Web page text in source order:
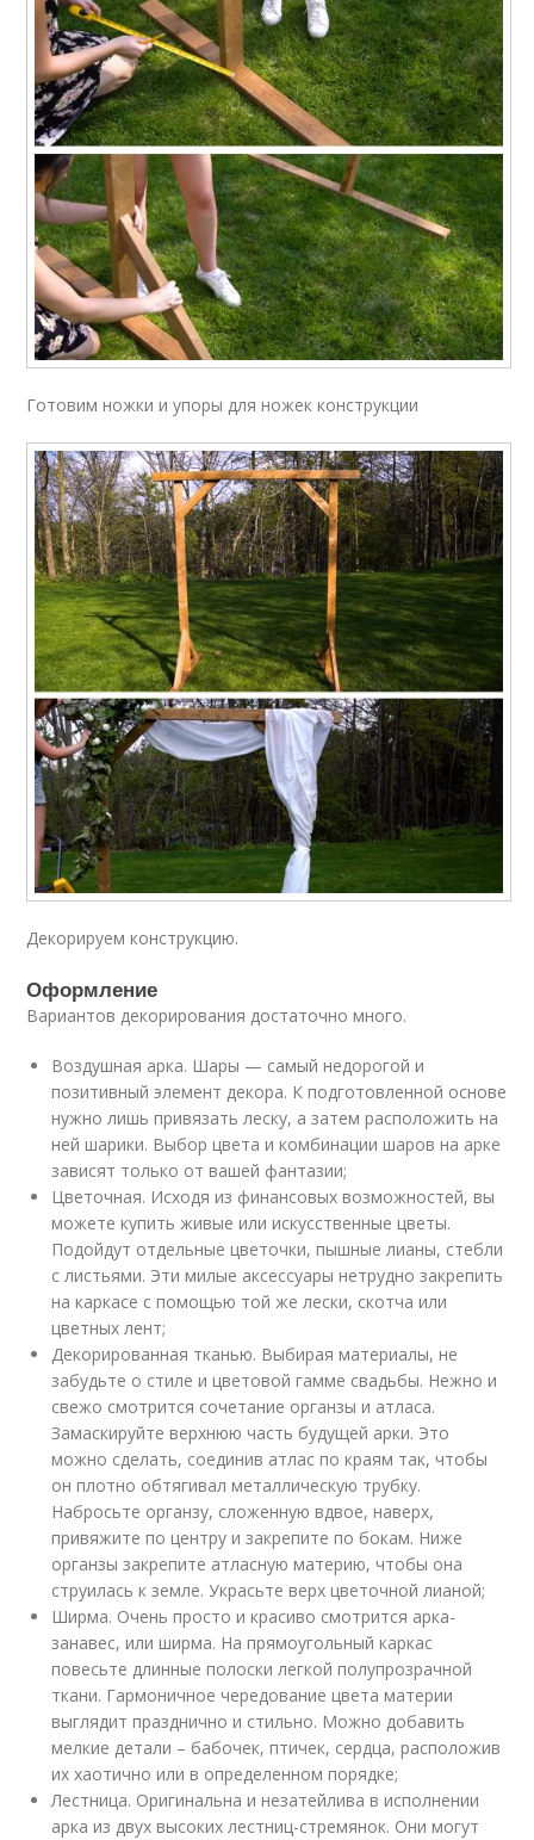
Готовим ножки и упоры для ножек конструкции
Декорируем конструкцию.
Оформление
Вариантов декорирования достаточно много.
Воздушная арка. Шары — самый недорогой и
позитивный элемент декора. К подготовленной основе
нужно лишь привязать леску, а затем расположить на
ней шарики. Выбор цвета и комбинации шаров на арке
зависят только от вашей фантазии;
Цветочная. Исходя из финансовых возможностей, вы
можете купить живые или искусственные цветы.
Подойдут отдельные цветочки, пышные лианы, стебли
с листьями. Эти милые аксессуары нетрудно закрепить
на каркасе с помощью той же лески, скотча или
цветных лент;
Декорированная тканью. Выбирая материалы, не
забудьте о стиле и цветовой гамме свадьбы. Нежно и
свежо смотрится сочетание органзы и атласа.
Замаскируйте верхнюю часть будущей арки. Это
можно сделать, соединив атлас по краям так, чтобы
он плотно обтягивал металлическую трубку.
Набросьте органзу, сложенную вдвое, наверх,
привяжите по центру и закрепите по бокам. Ниже
органзы закрепите атласную материю, чтобы она
струилась к земле. Украсьте верх цветочной лианой;
Ширма. Очень просто и красиво смотрится арка-
занавес, или ширма. На прямоугольный каркас
повесьте длинные полоски легкой полупрозрачной
ткани. Гармоничное чередование цвета материи
выглядит празднично и стильно. Можно добавить
мелкие детали – бабочек, птичек, сердца, расположив
их хаотично или в определенном порядке;
Лестница. Оригинальна и незатейлива в исполнении
арка из двух высоких лестниц-стремянок. Они могут